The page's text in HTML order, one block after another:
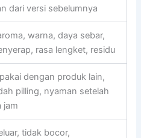
dari versi sebelumnya
warna, daya sebar,
rasa lengket, residu
dengan produk lain,
pilling, nyaman setelah
jam
tidak bocor,